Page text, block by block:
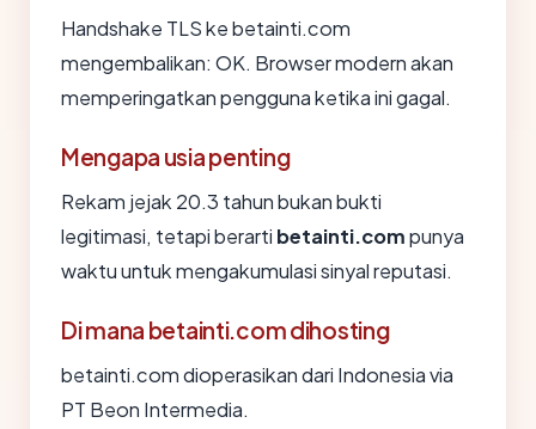
Handshake TLS ke betainti.com
mengembalikan: OK. Browser modern akan
memperingatkan pengguna ketika ini gagal.
Mengapa usia penting
Rekam jejak 20.3 tahun bukan bukti
legitimasi, tetapi berarti betainti.compunya
waktu untuk mengakumulasi sinyal reputasi.
Di mana betainti.com dihosting
betainti.com dioperasikan dari Indonesia via
PT Beon Intermedia.